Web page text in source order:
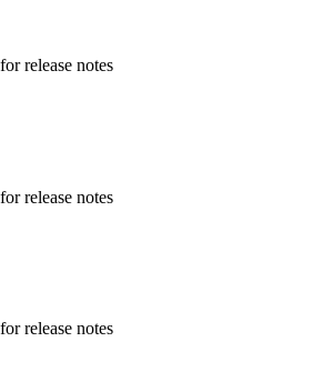
release notes
release notes
release notes